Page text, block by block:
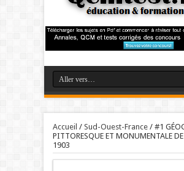
Accueil / Sud-Ouest-France/ #1
PITTORESQUE ET MONUMENTALE DE
1903